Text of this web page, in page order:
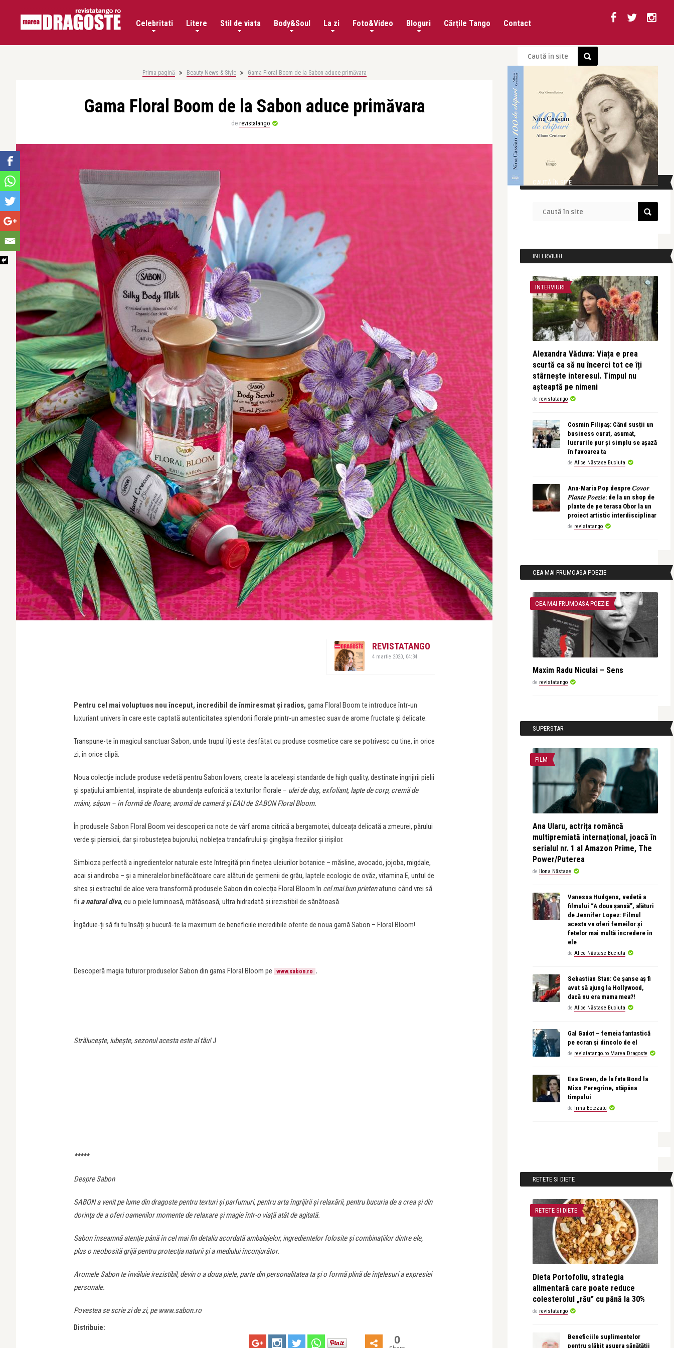
Celebritati Litere Stil de viata Body&Soul La zi Foto&Video Bloguri Cărțile Tango Contact
Prima pagină Beauty News & Style Gama Floral Boom de la Sabon aduce primăvara
Gama Floral Boom de la Sabon aduce primăvara
de revistatango
REVISTATANGO
4 martie 2020, 04:34
Pentru cel mai voluptuos nou început, incredibil de înmiresmat și radios, gama Floral Boom te introduce într-un
luxuriant univers în care este captată autenticitatea splendorii florale printr-un amestec suav de arome fructate și delicate.
Transpune-te în magicul sanctuar Sabon, unde trupul îți este desfătat cu produse cosmetice care se potrivesc cu tine, în orice
zi, în orice clipă.
Noua colecție include produse vedetă pentru Sabon lovers, create la aceleași standarde de high quality, destinate îngrijirii pielii
și spațiului ambiental, inspirate de abundența euforică a texturilor florale – ulei de duș, exfoliant, lapte de corp, cremă de
mâini, săpun – în formă de floare, aromă de cameră și EAU de SABON Floral Bloom.
În produsele Sabon Floral Boom vei descoperi ca note de vârf aroma citrică a bergamotei, dulceața delicată a zmeurei, părului
verde și piersicii, dar și robustețea bujorului, noblețea trandafirului și gingășia freziilor și irișilor.
Simbioza perfectă a ingredientelor naturale este întregită prin finețea uleiurilor botanice – măsline, avocado, jojoba, migdale,
acai și andiroba – și a mineralelor binefăcătoare care alături de germenii de grâu, laptele ecologic de ovăz, vitamina E, untul de
shea și extractul de aloe vera transformă produsele Sabon din colecția Floral Bloom în cel mai bun prietenatunci când vrei să
fii a natural diva, cu o piele luminoasă, mătăsoasă, ultra hidradată și irezistibil de sănătoasă.
Îngăduie-ți să fii tu însăți și bucură-te la maximum de beneficiile incredibile oferite de noua gamă Sabon – Floral Bloom!
Descoperă magia tuturor produselor Sabon din gama Floral Bloom pe www.sabon.ro .
Strălucește, iubește, sezonul acesta este al tău!J
*****
Despre Sabon
SABON a venit pe lume din dragoste pentru texturi şi parfumuri, pentru arta îngrijirii și relaxării, pentru bucuria de a crea şi din
dorinţa de a oferi oamenilor momente de relaxare şi magie într-o viață atât de agitată.
Sabon înseamnă atenţie până în cel mai fin detaliu acordată ambalajelor, ingredientelor folosite şi combinaţiilor dintre ele,
plus o neobosită grijă pentru protecţia naturii şi a mediului înconjurător.
Aromele Sabon te învăluie irezistibil, devin o a doua piele, parte din personalitatea ta şi o formă plină de înțelesuri a expresiei
personale.
Povestea se scrie zi de zi, pe www.sabon.ro
Distribuie:
0
CAUTĂ ÎN SITE
INTERVIURI
INTERVIURI
Alexandra Văduva: Viața e prea
scurtă ca să nu încerci tot ce îți
stârnește interesul. Timpul nu
așteaptă pe nimeni
de revistatango
Cosmin Filipaș: Când susții un
business curat, asumat,
lucrurile pur și simplu se așază
în favoarea ta
de Alice Năstase Buciuta
Ana-Maria Pop despre 𝐶𝑜𝑣𝑜𝑟
𝑃𝑙𝑎𝑛𝑡𝑒 𝑃𝑜𝑒𝑧𝑖𝑒: de la un shop de
plante de pe terasa Obor la un
proiect artistic interdisciplinar
de revistatango
CEA MAI FRUMOASA POEZIE
CEA MAI FRUMOASA POEZIE
Maxim Radu Niculai – Sens
de revistatango
SUPERSTAR
FILM
Ana Ularu, actrița româncă
multipremiată internațional, joacă în
serialul nr. 1 al Amazon Prime, The
Power/Puterea
de Ilona Năstase
Vanessa Hudgens, vedetă a
filmului “A doua șansă”, alături
de Jennifer Lopez: Filmul
acesta va oferi femeilor și
fetelor mai multă încredere în
ele
de Alice Năstase Buciuta
Sebastian Stan: Ce șanse aș fi
avut să ajung la Hollywood,
dacă nu era mama mea?!
de Alice Năstase Buciuta
Gal Gadot – femeia fantastică
pe ecran și dincolo de el
de revistatango.ro Marea Dragoste
Eva Green, de la fata Bond la
Miss Peregrine, stăpâna
timpului
de Irina Botezatu
RETETE SI DIETE
RETETE SI DIETE
Dieta Portofoliu, strategia
alimentară care poate reduce
colesterolul „rău” cu până la 30%
de revistatango
Beneficiile suplimentelor
pentru slăbit asupra sănătății